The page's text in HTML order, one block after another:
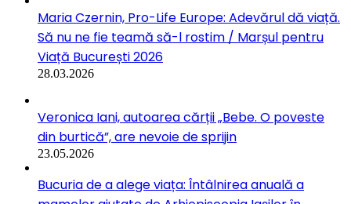
Maria Czernin, Pro-Life Europe: Adevărul dă viață.
Să nu ne fie teamă să-l rostim / Marșul pentru
Viață București 2026
28.03.2026
Veronica Iani, autoarea cărții „Bebe. O poveste
din burtică”, are nevoie de sprijin
23.05.2026
Bucuria de a alege viața: Întâlnirea anuală a